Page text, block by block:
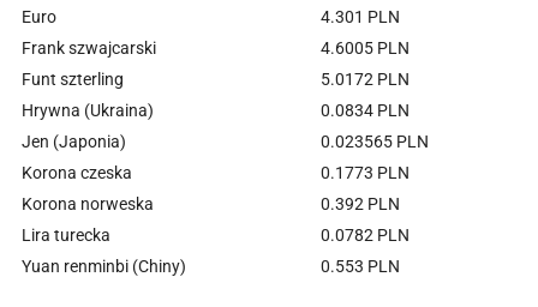
Euro
4.301 PLN
Frank szwajcarski
4.6005 PLN
Funt szterling
5.0172 PLN
Hrywna (Ukraina)
0.0834 PLN
Jen (Japonia)
0.023565 PLN
Korona czeska
0.1773 PLN
Korona norweska
0.392 PLN
Lira turecka
0.0782 PLN
Yuan renminbi (Chiny)
0.553 PLN